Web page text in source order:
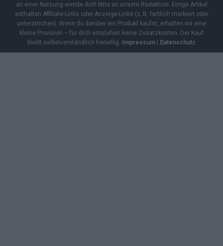
an einer Nutzung wende dich bitte an unsere Redaktion. Einige Artikel
enthalten Affiliate-Links oder Anzeige-Links (z. B. farblich markiert oder
unterstrichen). Wenn du darüber ein Produkt kaufst, erhalten wir eine
kleine Provision – für dich entstehen keine Zusatzkosten. Der Kauf
bleibt selbstverständlich freiwillig. Impressum | Datenschutz